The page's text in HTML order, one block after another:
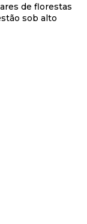
de florestas
sob alto